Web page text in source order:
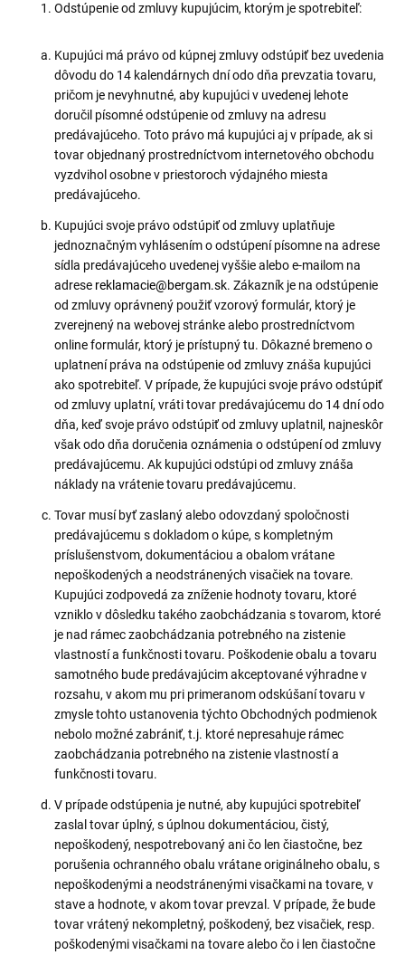
Odstúpenie od zmluvy kupujúcim, ktorým je spotrebiteľ:
Kupujúci má právo od kúpnej zmluvy odstúpiť bez uvedenia
dôvodu do 14 kalendárnych dní odo dňa prevzatia tovaru,
pričom je nevyhnutné, aby kupujúci v uvedenej lehote
doručil písomné odstúpenie od zmluvy na adresu
predávajúceho. Toto právo má kupujúci aj v prípade, ak si
tovar objednaný prostredníctvom internetového obchodu
vyzdvihol osobne v priestoroch výdajného miesta
predávajúceho.
Kupujúci svoje právo odstúpiť od zmluvy uplatňuje
jednoznačným vyhlásením o odstúpení písomne na adrese
sídla predávajúceho uvedenej vyššie alebo e-mailom na
adrese reklamacie@bergam.sk. Zákazník je na odstúpenie
od zmluvy oprávnený použiť vzorový formulár, ktorý je
zverejnený na webovej stránke alebo prostredníctvom
online formulár, ktorý je prístupnýtu. Dôkazné bremeno o
uplatnení práva na odstúpenie od zmluvy znáša kupujúci
ako spotrebiteľ. V prípade, že kupujúci svoje právo odstúpiť
od zmluvy uplatní, vráti tovar predávajúcemu do 14 dní odo
dňa, keď svoje právo odstúpiť od zmluvy uplatnil, najneskôr
však odo dňa doručenia oznámenia o odstúpení od zmluvy
predávajúcemu. Ak kupujúci odstúpi od zmluvy znáša
náklady na vrátenie tovaru predávajúcemu.
Tovar musí byť zaslaný alebo odovzdaný spoločnosti
predávajúcemu s dokladom o kúpe, s kompletným
príslušenstvom, dokumentáciou a obalom vrátane
nepoškodených a neodstránených visačiek na tovare.
Kupujúci zodpovedá za zníženie hodnoty tovaru, ktoré
vzniklo v dôsledku takého zaobchádzania s tovarom, ktoré
je nad rámec zaobchádzania potrebného na zistenie
vlastností a funkčnosti tovaru. Poškodenie obalu a tovaru
samotného bude predávajúcim akceptované výhradne v
rozsahu, v akom mu pri primeranom odskúšaní tovaru v
zmysle tohto ustanovenia týchto Obchodných podmienok
nebolo možné zabrániť, t.j. ktoré nepresahuje rámec
zaobchádzania potrebného na zistenie vlastností a
funkčnosti tovaru.
V prípade odstúpenia je nutné, aby kupujúci spotrebiteľ
zaslal tovar úplný, s úplnou dokumentáciou, čistý,
nepoškodený, nespotrebovaný ani čo len čiastočne, bez
porušenia ochranného obalu vrátane originálneho obalu, s
nepoškodenými a neodstránenými visačkami na tovare, v
stave a hodnote, v akom tovar prevzal. V prípade, že bude
tovar vrátený nekompletný, poškodený, bez visačiek, resp.
poškodenými visačkami na tovare alebo čo i len čiastočne